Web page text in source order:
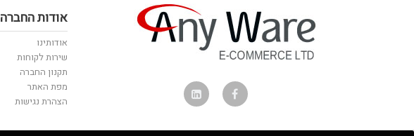
אודות החברה
אודותינו
שירות לקוחות
תקנון החברה
מפת האתר
הצהרת נגישות